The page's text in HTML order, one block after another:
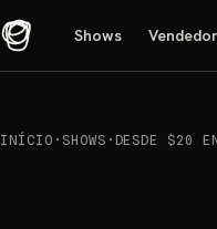
Shows
INÍCIO · SHOWS · DESDE $20